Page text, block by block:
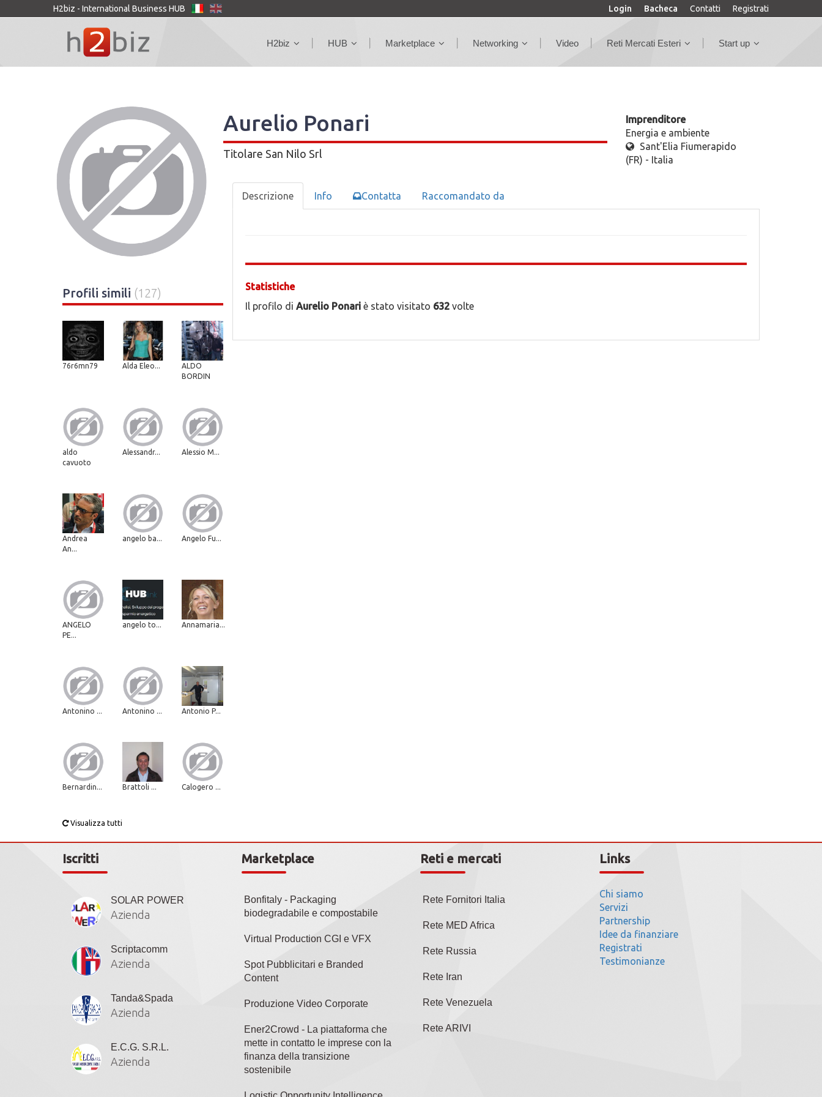
H2biz - International Business HUB Login Bacheca Contatti Registrati
H2biz HUB Marketplace Networking Video Reti Mercati Esteri Start up
Aurelio Ponari
Titolare San Nilo Srl
Imprenditore
Energia e ambiente
Sant'Elia Fiumerapido
(FR) - Italia
Profili simili (127)
76r6mn79 Alda Eleo...
ALDO
BORDIN
aldo
cavuoto
Alessandr... Alessio M...
Andrea
An...
angelo ba... Angelo Fu...
ANGELO
PE...
angelo to... Annamaria...
Antonino ... Antonino ... Antonio P...
Bernardin... Brattoli ... Calogero ...
Visualizza tutti
Descrizione Info Contatta Raccomandato da
Statistiche
Il profilo di Aurelio Ponariè stato visitato 632volte
Iscritti
SOLAR POWER
Azienda
Scriptacomm
Azienda
Tanda&Spada
Azienda
E.C.G. S.R.L.
Azienda
Marketplace
Bonfitaly - Packaging
biodegradabile e compostabile
Virtual Production CGI e VFX
Spot Pubblicitari e Branded
Content
Produzione Video Corporate
Ener2Crowd - La piattaforma che
mette in contatto le imprese con la
finanza della transizione
sostenibile
Reti e mercati
Rete Fornitori Italia
Rete MED Africa
Rete Russia
Rete Iran
Rete Venezuela
Rete ARIVI
Links
Chi siamo
Servizi
Partnership
Idee da finanziare
Registrati
Testimonianze